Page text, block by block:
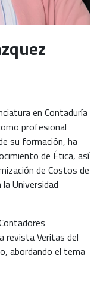
en Contaduría
profesional
su formación, ha
de Ética, así
de Costos de
Universidad
revista Veritas del
abordando el tema